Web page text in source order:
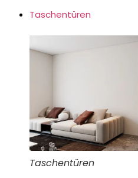
Taschentüren
Taschentüren